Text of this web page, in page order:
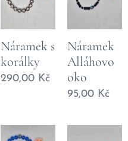
Náramek s
korálky
290,00 Kč
Náramek
Alláhovo
oko
95,00 Kč